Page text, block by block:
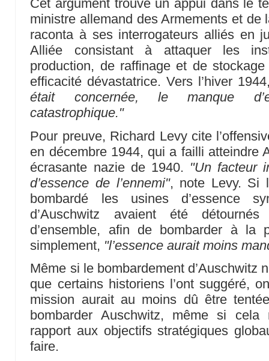
Cet argument trouve un appui dans le
ministre allemand des Armements et de
raconta à ses interrogateurs alliés en
Alliée consistant à attaquer les
production, de raffinage et de
efficacité dévastatrice. Vers l’hiver
était concernée, le manque
catastrophique."
Pour preuve, Richard Levy cite
en décembre 1944, qui a failli atteindre
écrasante nazie de 1940. "Un facteur
d’essence de l’ennemi", note Levy. Si
bombardé les usines d’essence
d’Auschwitz avaient été
d’ensemble, afin de bombarder à la
simplement, "l’essence aurait moins
Même si le bombardement d’Auschwitz
que certains historiens l’ont suggéré,
mission aurait au moins dû être
bombarder Auschwitz, même si
rapport aux objectifs stratégiques
faire.